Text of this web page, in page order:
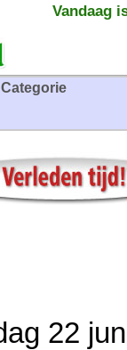
Vandaag
Categorie
22